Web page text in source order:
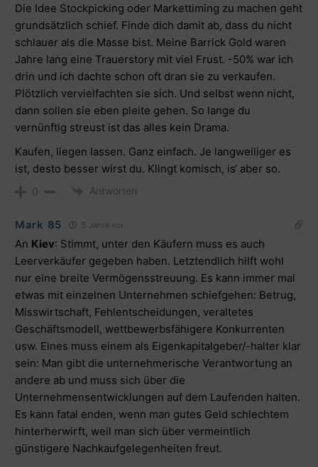
Die Idee Stockpicking oder Markettiming zu machen geht
grundsätzlich schief. Finde dich damit ab, dass du nicht
schlauer als die Masse bist. Meine Barrick Gold waren
Jahre lang eine Trauerstory mit viel Frust. -50% war ich
drin und ich dachte schon oft dran sie zu verkaufen.
Plötzlich vervielfachten sie sich. Und selbst wenn nicht,
dann sollen sie eben pleite gehen. So lange du
vernünftig streust ist das alles kein Drama.
Kaufen, liegen lassen. Ganz einfach. Je langweiliger es
ist, desto besser wirst du. Klingt komisch, is‘ aber so.
0 Antworten
Mark 85 5 Jahre vor
An Kiev: Stimmt, unter den Käufern muss es auch
Leerverkäufer gegeben haben. Letztendlich hilft wohl
nur eine breite Vermögensstreuung. Es kann immer mal
etwas mit einzelnen Unternehmen schiefgehen: Betrug,
Misswirtschaft, Fehlentscheidungen, veraltetes
Geschäftsmodell, wettbewerbsfähigere Konkurrenten
usw. Eines muss einem als Eigenkapitalgeber/-halter klar
sein: Man gibt die unternehmerische Verantwortung an
andere ab und muss sich über die
Unternehmensentwicklungen auf dem Laufenden halten.
Es kann fatal enden, wenn man gutes Geld schlechtem
hinterherwirft, weil man sich über vermeintlich
günstigere Nachkaufgelegenheiten freut.